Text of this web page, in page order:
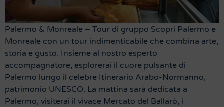
Palermo & Monreale – Tour di gruppo Scopri Palermo e
Monreale con un tour indimenticabile che combina arte,
storia e gusto. Insieme al nostro esperto
accompagnatore, esplorerai il cuore pulsante di
Palermo lungo il celebre Itinerario Arabo-Normanno,
patrimonio UNESCO. La mattina sarà dedicata a
Palermo, visiterai il vivace Mercato del Ballarò, i